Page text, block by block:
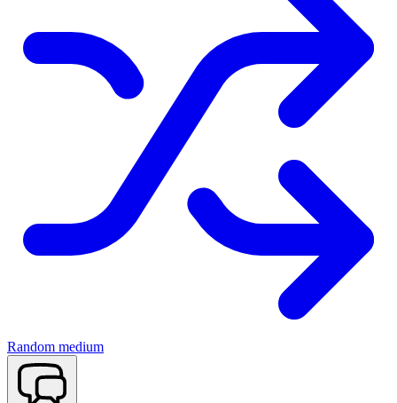
Random medium